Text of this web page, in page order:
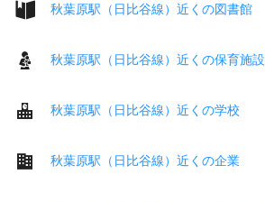
秋葉原駅（日比谷線）近くの図書館
秋葉原駅（日比谷線）近くの保育施設
秋葉原駅（日比谷線）近くの学校
秋葉原駅（日比谷線）近くの企業